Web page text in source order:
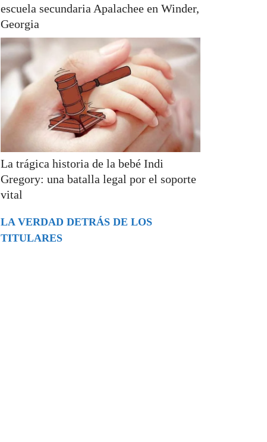
escuela secundaria Apalachee en Winder,
Georgia
La trágica historia de la bebé Indi
Gregory: una batalla legal por el soporte
vital
LA VERDAD DETRÁS DE LOS
TITULARES